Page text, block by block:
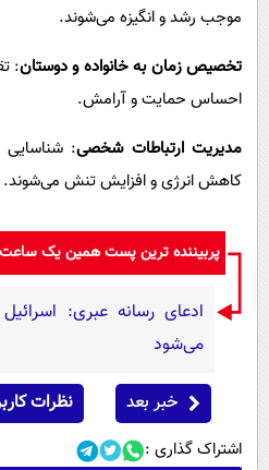
موجب رشد و انگیزه می‌شوند.
تخصیص زمان به خانواده و دوستان:
احساس حمایت و آرامش.
مدیریت ارتباطات شخصی: شناسایی
کاهش انرژی و افزایش تنش می‌شوند.
پربیننده ترین پست همین یک ساعت
ادعای رسانه عبری:
می‌شود
خبر بعد نظرات
اشتراک گذاری :